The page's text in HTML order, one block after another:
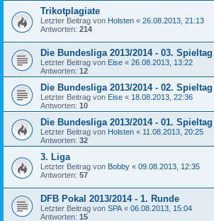
Trikotplagiate
Letzter Beitrag von Holsten « 26.08.2013, 21:13
Antworten: 214
Die Bundesliga 2013/2014 - 03. Spieltag
Letzter Beitrag von Eise « 26.08.2013, 13:22
Antworten: 12
Die Bundesliga 2013/2014 - 02. Spieltag
Letzter Beitrag von Eise « 18.08.2013, 22:36
Antworten: 10
Die Bundesliga 2013/2014 - 01. Spieltag
Letzter Beitrag von Holsten « 11.08.2013, 20:25
Antworten: 32
3. Liga
Letzter Beitrag von Bobby « 09.08.2013, 12:35
Antworten: 57
DFB Pokal 2013/2014 - 1. Runde
Letzter Beitrag von SPA « 06.08.2013, 15:04
Antworten: 15